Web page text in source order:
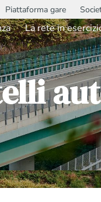
Piattaforma gare
La rete in